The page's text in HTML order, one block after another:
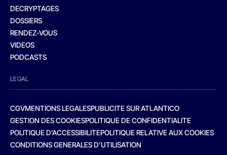
DECRYPTAGES
DOSSIERS
RENDEZ-VOUS
VIDEOS
PODCASTS
LEGAL
CGVMENTIONS LEGALESPUBLICITE SUR ATLANTICO
GESTION DES COOKIESPOLITIQUE DE CONFIDENTIALITE
POLITIQUE D’ACCESSIBILITEPOLITIQUE RELATIVE AUX COOKIES
CONDITIONS GENERALES D’UTILISATION